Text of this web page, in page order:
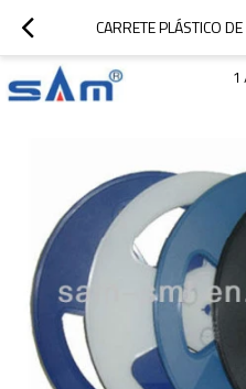
CARRETE PLÁSTICO
1